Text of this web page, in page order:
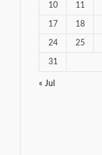
10 11
17 18
24 25
31
« Jul